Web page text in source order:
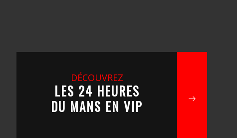
DÉCOUVREZ
LES 24 HEURES
DU MANS EN VIP